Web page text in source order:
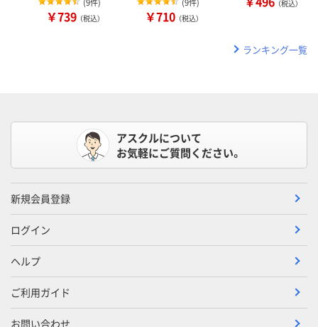
￥739 （税込） ￥710 （税込）
（税込）
ランキング一覧
アスクルについて
お気軽にご質問ください。
新規会員登録
ログイン
ヘルプ
ご利用ガイド
お問い合わせ